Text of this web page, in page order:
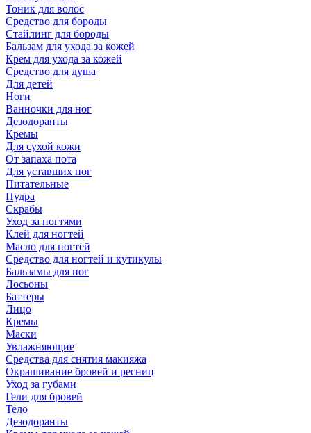
Тоник для волос
Средство для бороды
Стайлинг для бороды
Бальзам для ухода за кожей
Крем для ухода за кожей
Средство для душа
Для детей
Ноги
Ванночки для ног
Дезодоранты
Кремы
Для сухой кожи
От запаха пота
Для уставших ног
Питательные
Пудра
Скрабы
Уход за ногтями
Клей для ногтей
Масло для ногтей
Средство для ногтей и кутикулы
Бальзамы для ног
Лосьоны
Баттеры
Лицо
Кремы
Маски
Увлажняющие
Средства для снятия макияжа
Окрашивание бровей и ресниц
Уход за губами
Гели для бровей
Тело
Дезодоранты